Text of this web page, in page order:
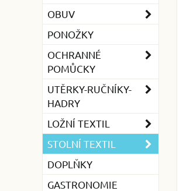
OBUV
PONOŽKY
OCHRANNÉ
POMŮCKY
UTĚRKY-RUČNÍKY-
HADRY
LOŽNÍ TEXTIL
STOLNÍ TEXTIL
DOPLŇKY
GASTRONOMIE